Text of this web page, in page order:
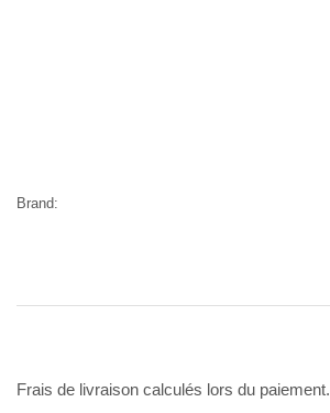
Brand:
Frais de livraison calculés lors du paiement.